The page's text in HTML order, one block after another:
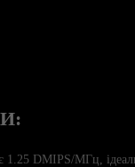
DMIPS/МГц,